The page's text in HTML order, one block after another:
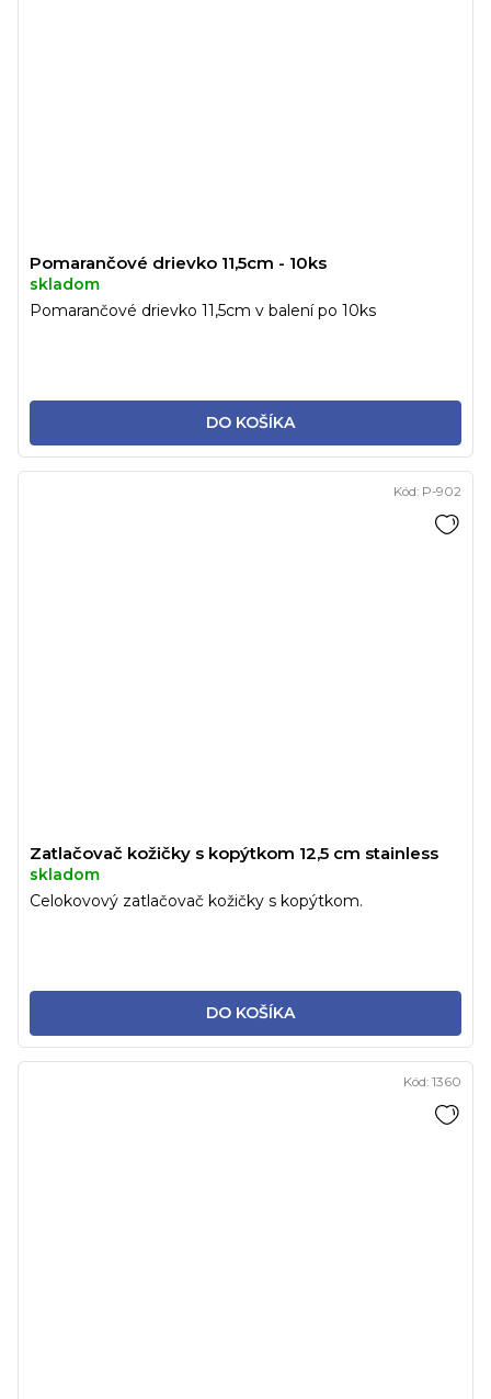
Pomarančové drievko 11,5cm - 10ks
skladom
DO KOŠÍKA
Pomarančové drievko 11,5cm v balení po 10ks
Zatlačovač kožičky s kopýtkom 12,5 cm stainless
skladom
DO KOŠÍKA
Celokovový zatlačovač kožičky s kopýtkom.
Kód: P-902
Kód: 1360